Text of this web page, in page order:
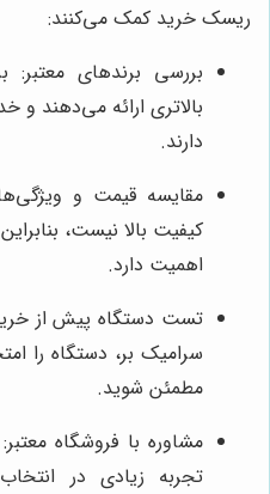
ریسک خرید کمک می‌کنند:
بررسی برندهای معتبر:
بالاتری ارائه می‌دهند
دارند.
مقایسه قیمت و
کیفیت بالا نیست،
اهمیت دارد.
تست دستگاه پیش از
سرامیک بر، دستگاه را
مطمئن شوید.
مشاوره با فروشگاه
تجربه زیادی در